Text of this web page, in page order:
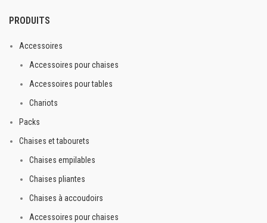
PRODUITS
Accessoires
Accessoires pour chaises
Accessoires pour tables
Chariots
Packs
Chaises et tabourets
Chaises empilables
Chaises pliantes
Chaises à accoudoirs
Accessoires pour chaises